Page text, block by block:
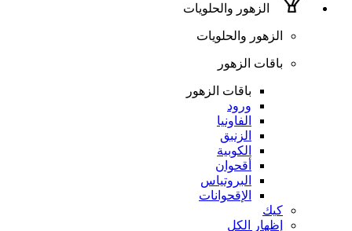
الزهور والحلويات
الزهور والحلويات
باقات الزهور
باقات الزهور
ورود
الفاونيا
الزنبق
الكوبية
أقحوان
البروتياس
الإقحوانات
كيك
إظهار الكل